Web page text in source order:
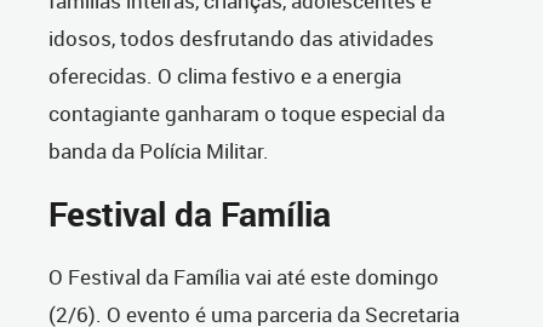
idosos, todos desfrutando das atividades
oferecidas. O clima festivo e a energia
contagiante ganharam o toque especial da
banda da Polícia Militar.
Festival da Família
O Festival da Família vai até este domingo
(2/6). O evento é uma parceria da Secretaria